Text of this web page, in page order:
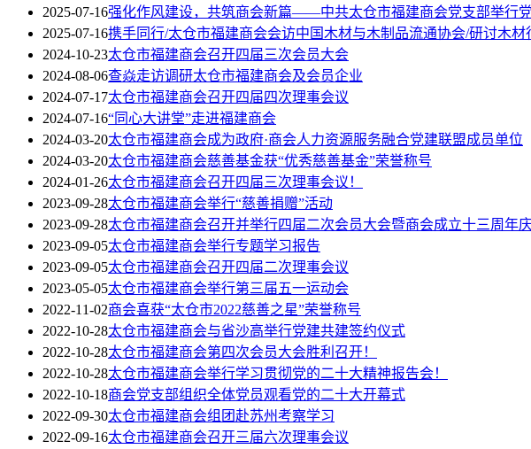
2025-07-16强化作风建设，共筑商会新篇——中共太仓市福建商会党支部举行
2025-07-16携手同行/太仓市福建商会会访中国木材与木制品流通协会/研讨木材
2024-10-23太仓市福建商会召开四届三次会员大会
2024-08-06查焱走访调研太仓市福建商会及会员企业
2024-07-17太仓市福建商会召开四届四次理事会议
2024-07-16“同心大讲堂”走进福建商会
2024-03-20太仓市福建商会成为政府·商会人力资源服务融合党建联盟成员单位
2024-03-20太仓市福建商会慈善基金获“优秀慈善基金”荣誉称号
2024-01-26太仓市福建商会召开四届三次理事会议！
2023-09-28太仓市福建商会举行“慈善捐赠”活动
2023-09-28太仓市福建商会召开并举行四届二次会员大会暨商会成立十三周年
2023-09-05太仓市福建商会举行专题学习报告
2023-09-05太仓市福建商会召开四届二次理事会议
2023-05-05太仓市福建商会举行第三届五一运动会
2022-11-02商会喜获“太仓市2022慈善之星”荣誉称号
2022-10-28太仓市福建商会与省沙高举行党建共建签约仪式
2022-10-28太仓市福建商会第四次会员大会胜利召开！
2022-10-28太仓市福建商会举行学习贯彻党的二十大精神报告会！
2022-10-18商会党支部组织全体党员观看党的二十大开幕式
2022-09-30太仓市福建商会组团赴苏州考察学习
2022-09-16太仓市福建商会召开三届六次理事会议